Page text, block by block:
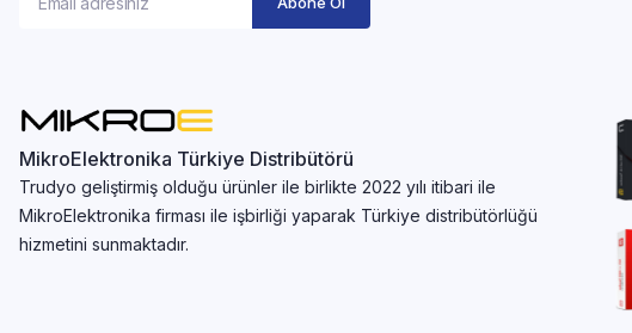
MikroElektronika Türkiye Distribütörü
Trudyo geliştirmiş olduğu ürünler ile birlikte 2022 yılı itibari ile
MikroElektronika firması ile işbirliği yaparak Türkiye distribütörlüğü
hizmetini sunmaktadır.